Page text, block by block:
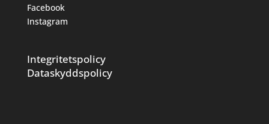
Facebook
Instagram
Integritetspolicy
Dataskyddspolicy